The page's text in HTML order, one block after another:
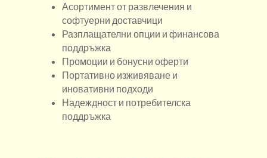
Асортимент от развлечения и
софтуерни доставчици
Разплащателни опции и финансова
поддръжка
Промоции и бонусни оферти
Портативно изживяване и
иновативни подходи
Надеждност и потребителска
поддръжка